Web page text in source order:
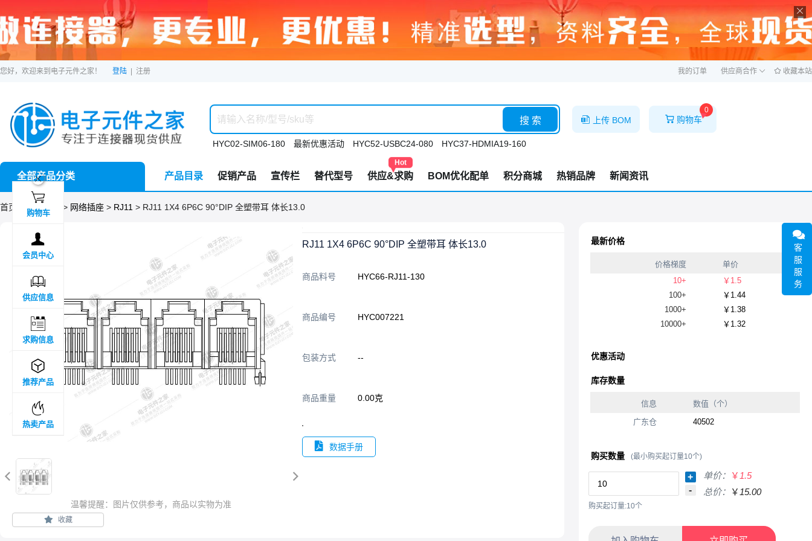
ဆ
您好，欢迎来到电子元件之家！ 登陆 注册 我的订单 供应商合作 收藏本站
HYC02-SIM06-180 最新优惠活动 HYC52-USBC24-080 HYC37-HDMIA19-160
搜 索 上传 BOM
0
购物车
全部产品分类 产品目录 促销产品 宣传栏 替代型号
Hot
供应&求购 BOM优化配单 积分商城 热销品牌 新闻资讯
首页 > 分类目录 > 网络插座 > RJ11 > RJ11 1X4 6P6C 90°DIP 全塑带耳 体长13.0
 
温馨提醒：图片仅供参考，商品以实物为准
收藏
RJ11 1X4 6P6C 90°DIP 全塑带耳 体长13.0
商品料号 HYC66-RJ11-130
商品编号 HYC007221
包装方式 --
商品重量 0.00克
数据手册
最新价格
价格梯度
单价
10+
￥1.5
100+
￥1.44
1000+
￥1.38
10000+
￥1.32
优惠活动
库存数量
信息
数值（个）
广东仓
40502
购买数量 (最小购买起订量10个)
+
-
单价： ￥ 1.5
总价：
￥ 15.00
购买起订量:10个
ဆ

购物车

会员中心

供应信息

求购信息

推荐产品

热卖产品
客
服
服
务